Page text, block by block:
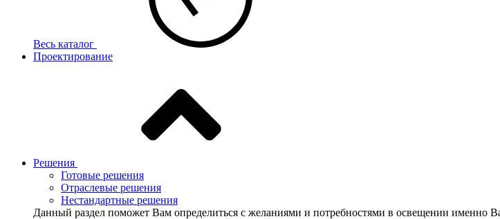
Весь каталог
Проектирование
Решения
Готовые решения
Отраслевые решения
Нестандартные решения
Данный раздел поможет Вам определиться с желаниями и потребностями в освещении именно